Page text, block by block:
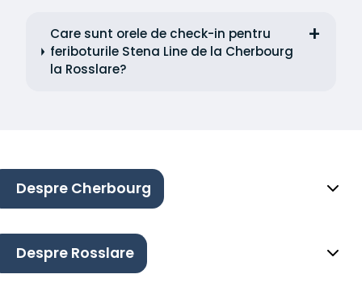
Care sunt orele de check-in pentru
feriboturile Stena Line de la Cherbourg
la Rosslare?
Despre Cherbourg
Despre Rosslare